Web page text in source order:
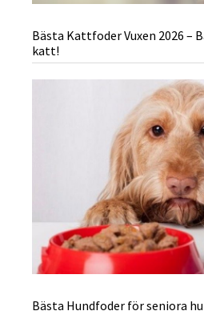
Bästa Kattfoder Vuxen 2026 –
katt!
Bästa Hundfoder för seniora